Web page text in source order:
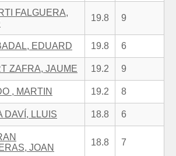
FALGUERA,
19.8 9
EDUARD 19.8 6
ZAFRA, JAUME 19.2 9
, MARTIN 19.2 8
DAVÍ, LLUIS 18.8 6
JOAN
18.8 7